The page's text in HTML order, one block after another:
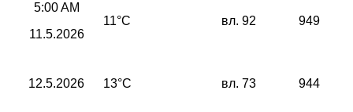
5:00 AM
11.5.2026
11°C вл. 92 949
12.5.2026 13°C вл. 73 944